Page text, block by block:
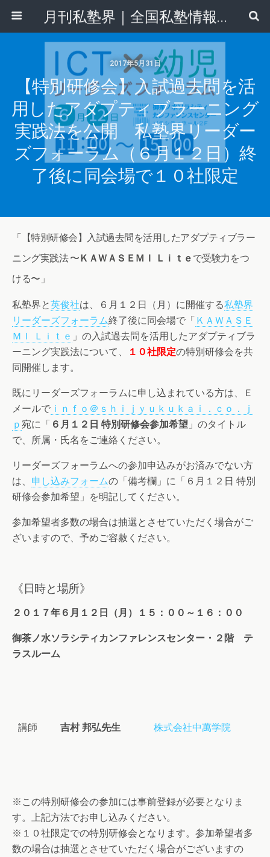
月刊私塾界｜全国私塾情報センター
2017年5月31日
【特別研修会】入試過去問を活
用したアダプティブラーニング
実践法を公開 私塾界リーダー
ズフォーラム（６月１２日）終
了後に同会場で１０社限定
「【特別研修会】入試過去問を活用したアダプティブラー
ニング実践法 〜ＫＡＷＡＳＥＭＩ Ｌｉｔｅ で受験力をつ
ける〜」
私塾界と英俊社は、６月１２日（月）に開催する私塾界
リーダーズフォーラム終了後に同会場で「 ＫＡＷＡＳＥ
ＭＩ Ｌｉｔｅ 」の入試過去問を活用したアダプティブラ
ーニング実践法について、
１０社限定の特別研修会を共
同開催します。
既にリーダーズフォーラムに申し込まれている方は、Ｅ
メールで ｉｎｆｏ＠ｓｈｉｊｙｕｋｕｋａｉ．ｃｏ．ｊ
ｐ 宛に「 ６月１２日 特別研修会参加希望 」のタイトル
で、所属・氏名をご連絡ください。
リーダーズフォーラムへの参加申込みがお済みでない方
は、 申し込みフォームの「備考欄」に「６月１２日 特別
研修会参加希望」を明記してください。
参加希望者多数の場合は抽選とさせていただく場合がご
ざいますので、予めご容赦ください。
《日時と場所》
２０１７年６月１２日（月）１５：００～１６：００
御茶ノ水ソラシティカンファレンスセンター・２階 テ
ラスルーム
講師 吉村 邦弘先生 株式会社中萬学院
※この特別研修会の参加には事前登録が必要となりま
す。上記方法でお申し込みください。
※１０社限定での特別研修会となります。参加希望者多
数の場合は抽選とさせていただく場合がございますの